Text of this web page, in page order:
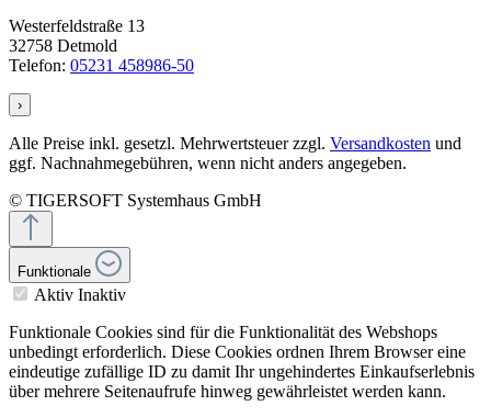
Westerfeldstraße 13
32758 Detmold
Telefon: 05231 458986-50
›
Alle Preise inkl. gesetzl. Mehrwertsteuer zzgl. Versandkosten und
ggf. Nachnahmegebühren, wenn nicht anders angegeben.
© TIGERSOFT Systemhaus GmbH
Funktionale
Aktiv Inaktiv
Funktionale Cookies sind für die Funktionalität des Webshops
unbedingt erforderlich. Diese Cookies ordnen Ihrem Browser eine
eindeutige zufällige ID zu damit Ihr ungehindertes Einkaufserlebnis
über mehrere Seitenaufrufe hinweg gewährleistet werden kann.